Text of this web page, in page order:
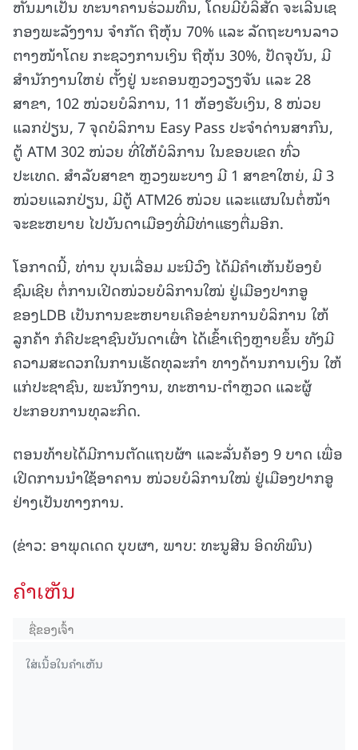
ຫັນມາເປັນ ທະນາຄານຮ່ວມທຶນ, ໂດຍມີບໍລິສັດ ຈະເລີນເຊ
ກອງພະລັງງານ ຈຳກັດ ຖືຫຸ້ນ 70% ແລະ ລັດຖະບານລາວ
ຕາງໜ້າໂດຍ ກະຊວງການເງິນ ຖືຫຸ້ນ 30%, ປັດຈຸບັນ, ມີ
ສຳນັກງານໃຫຍ່ ຕັ້ງຢູ່ ນະຄອນຫຼວງວຽງຈັນ ແລະ 28
ສາຂາ, 102 ໜ່ວຍບໍລິການ, 11 ຫ້ອງຮັບເງິນ, 8 ໜ່ວຍ
ແລກປ່ຽນ, 7 ຈຸດບໍລິການ Easy Pass ປະຈຳດ່ານສາກົນ,
ຕູ້ ATM 302 ໜ່ວຍ ທີ່ໃຫ້ບໍລິການ ໃນຂອບເຂດ ທົ່ວ
ປະເທດ. ສໍາລັບສາຂາ ຫຼວງພະບາງ ມີ 1 ສາຂາໃຫຍ່, ມີ 3
ໜ່ວຍແລກປ່ຽນ, ມີຕູ້ ATM26 ໜ່ວຍ ແລະແຜນໃນຕໍ່ໜ້າ
ຈະຂະຫຍາຍ ໄປບັນດາເມືອງທີ່ມີທ່າແຮງຕື່ມອີກ.
ໂອກາດນີ້, ທ່ານ ບຸນເລື່ອມ ມະນີວົງ ໄດ້ມີຄຳເຫັນຍ້ອງຍໍ
ຊົມເຊີຍ ຕໍ່ການເປີດໜ່ວຍບໍລິການໃໝ່ ຢູ່ເມືອງປາກອູ
ຂອງLDB ເປັນການຂະຫຍາຍເຄືອຂ່າຍການບໍລິການ ໃຫ້
ລູກຄ້າ ກໍຄືປະຊາຊົນບັນດາເຜົ່າ ໄດ້ເຂົ້າເຖິງຫຼາຍຂຶ້ນ ທັງມີ
ຄວາມສະດວກໃນການເຮັດທຸລະກຳ ທາງດ້ານການເງິນ ໃຫ້
ແກ່ປະຊາຊົນ, ພະນັກງານ, ທະຫານ-ຕໍາຫຼວດ ແລະຜູ້
ປະກອບການທຸລະກິດ.
ຕອນທ້າຍໄດ້ມີການຕັດແຖບຜ້າ ແລະລັ່ນຄ້ອງ 9 ບາດ ເພື່ອ
ເປີດການນຳໃຊ້ອາຄານ ໜ່ວຍບໍລິການໃໝ່ ຢູ່ເມືອງປາກອູ
ຢ່າງເປັນທາງການ.
(ຂ່າວ: ອາພຸດເດດ ບຸບຜາ, ພາບ: ທະນູສີນ ອິດທິພົນ)
ຄໍາເຫັນ